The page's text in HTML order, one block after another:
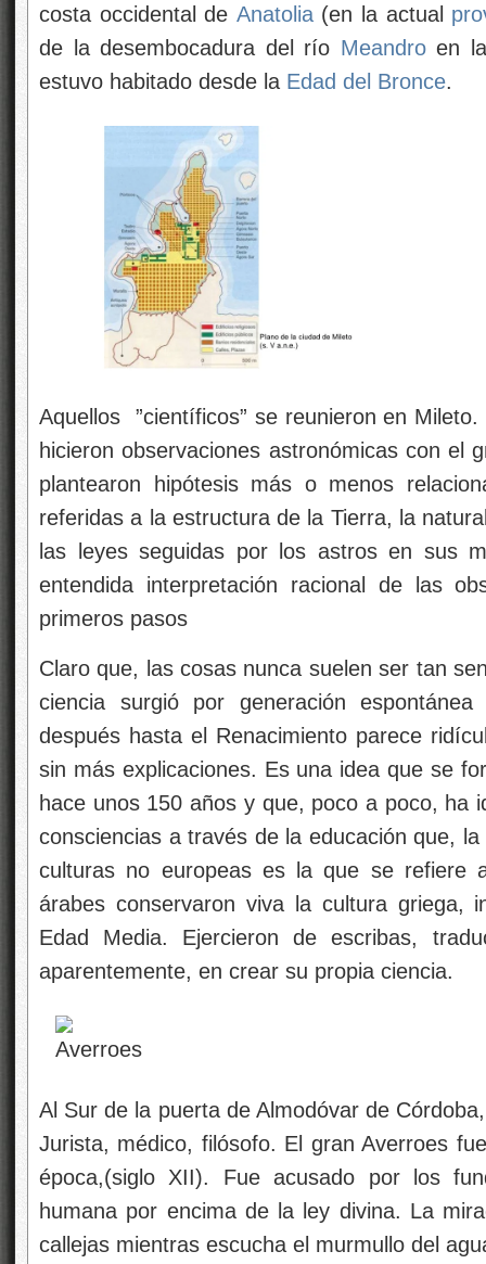
costa occidental de Anatolia(en la actual
de la desembocadura del río Meandroen
estuvo habitado desde la Edad del Bronce.
Aquellos ”científicos” se reunieron en
hicieron observaciones astronómicas con el
plantearon hipótesis más o menos
referidas a la estructura de la Tierra, la
las leyes seguidas por los astros en sus
entendida interpretación racional de las
primeros pasos
Claro que, las cosas nunca suelen ser tan
ciencia surgió por generación
después hasta el Renacimiento parece
sin más explicaciones. Es una idea que se
hace unos 150 años y que, poco a poco, ha
consciencias a través de la educación que,
culturas no europeas es la que se refiere
árabes conservaron viva la cultura griega,
Edad Media. Ejercieron de escribas,
aparentemente, en crear su propia ciencia.
Al Sur de la puerta de Almodóvar de
Jurista, médico, filósofo. El gran Averroes
época,(siglo XII). Fue acusado por los
humana por encima de la ley divina. La
callejas mientras escucha el murmullo del